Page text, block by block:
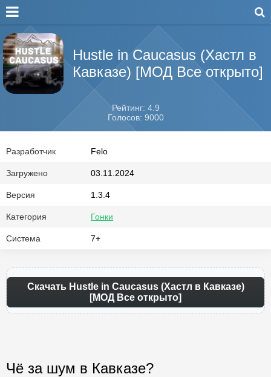
Hustle in Caucasus (Хастл в
Кавказе) [МОД Все открыто]
Рейтинг: 4.9
Голосов: 9000
Разработчик Felo
Загружено 03.11.2024
Версия 1.3.4
Категория Гонки
Система 7+
Скачать Hustle in Caucasus (Хастл в Кавказе)
[МОД Все открыто]
Чё за шум в Кавказе?